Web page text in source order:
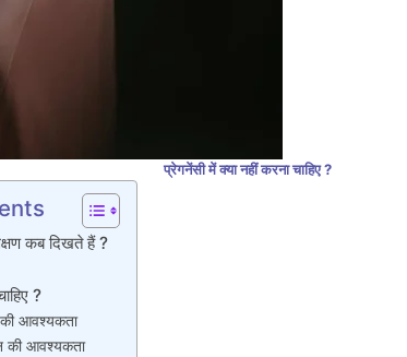
प्रेगनेंसी में क्या नहीं करना चाहिए ?
कब दिखते हैं ?
?
की आवश्यकता
की आवश्यकता